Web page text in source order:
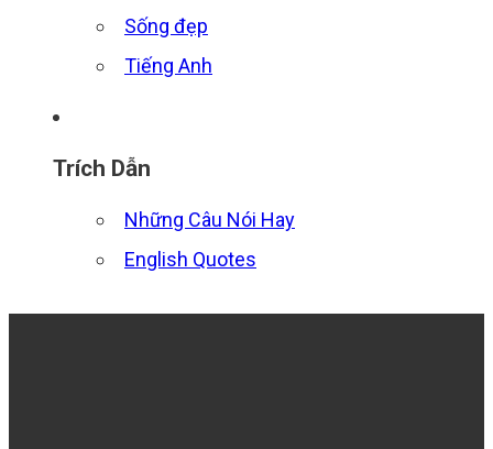
Sống đẹp
Tiếng Anh
Trích Dẫn
Những Câu Nói Hay
English Quotes